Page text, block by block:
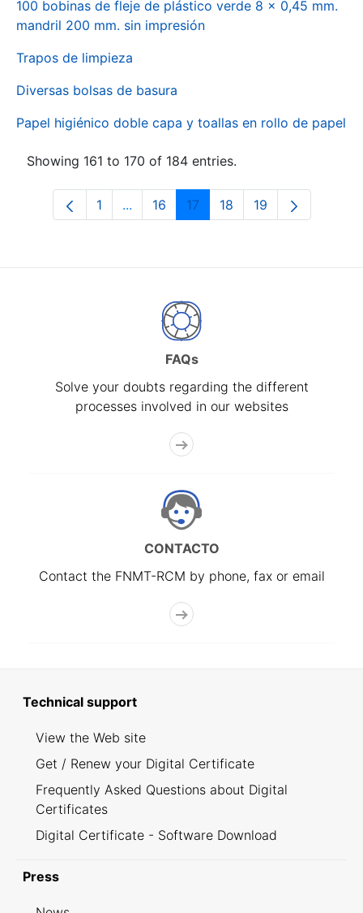
100 bobinas de fleje de plástico verde 8 x 0,45 mm.
mandril 200 mm. sin impresión
Trapos de limpieza
Diversas bolsas de basura
Papel higiénico doble capa y toallas en rollo de papel
Showing 161 to 170 of 184 entries.
Page
1 ...Intermediate Pages Use TAB to
Page
16 Page
17 Page
18 Page
19
FAQs
Solve your doubts regarding the different
processes involved in our websites
CONTACTO
Contact the FNMT-RCM by phone, fax or email
Technical support
View the Web site
Get / Renew your Digital Certificate
Frequently Asked Questions about Digital
Certificates
Digital Certificate - Software Download
Press